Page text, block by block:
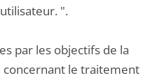
".
par les objectifs de la
le traitement